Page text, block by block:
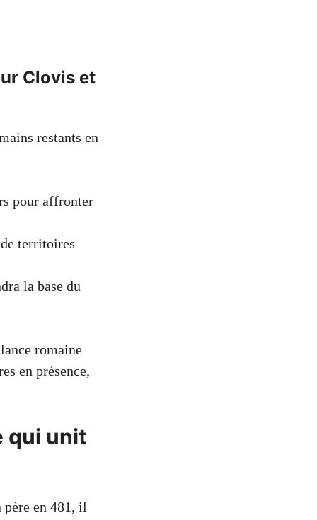
Clovis et
restants en
pour affronter
territoires
la base du
romaine
en présence,
qui unit
en 481, il